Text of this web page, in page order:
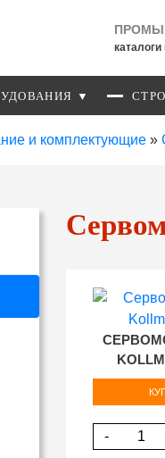
▼
и комплектующие »
-